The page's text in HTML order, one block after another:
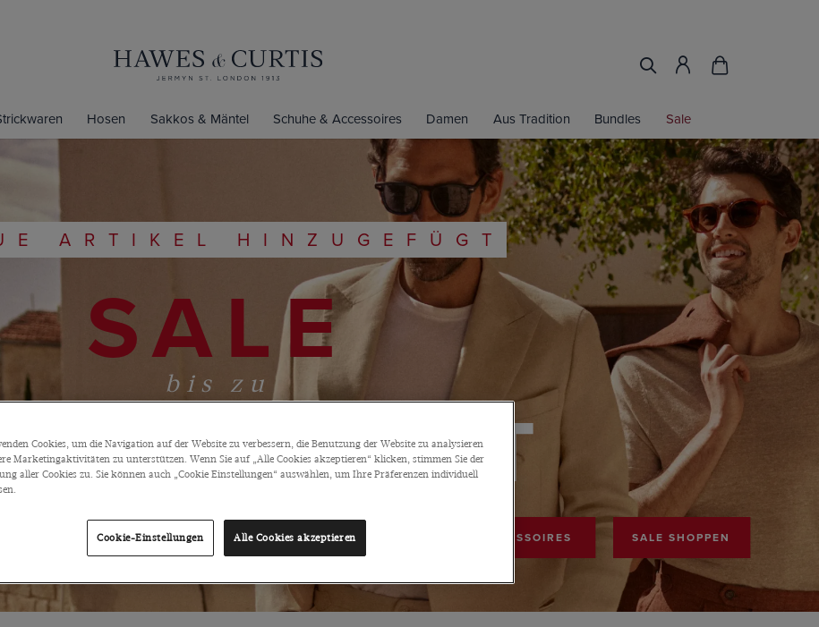
Hosen Sakkos & Mäntel Schuhe & Accessoires Damen Aus Tradition Bundles Sale
ARTIKEL HINZUGEFÜGT
SALE
bis zu
RABATT
HOSEN SCHUHE ACCESSOIRES SALE SHOPPEN
Cookies, um die Navigation auf der Website zu verbessern, die Benutzung der Website zu analysieren
Marketingaktivitäten zu unterstützen. Wenn Sie auf „Alle Cookies akzeptieren“ klicken, stimmen Sie der
aller Cookies zu. Sie können auch „Cookie Einstellungen“ auswählen, um Ihre Präferenzen individuell
Cookie-Einstellungen Alle Cookies akzeptieren